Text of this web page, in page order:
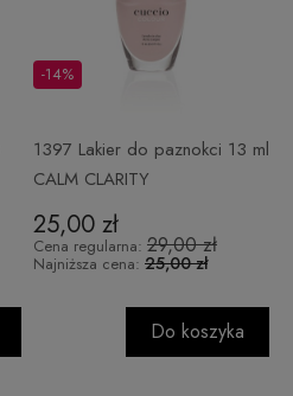
1397 Lakier do paznokci 13 ml
CALM CLARITY
25,00 zł
-14%
Cena regularna: 29,00 zł
Najniższa cena: 25,00 zł
Do koszyka